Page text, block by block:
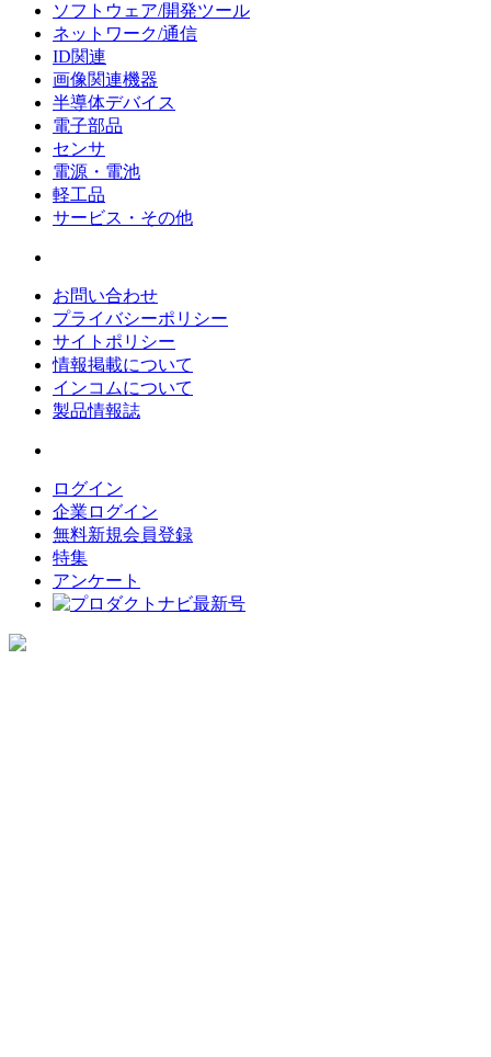
ソフトウェア/開発ツール
ネットワーク/通信
ID関連
画像関連機器
半導体デバイス
電子部品
センサ
電源・電池
軽工品
サービス・その他
お問い合わせ
プライバシーポリシー
サイトポリシー
情報掲載について
インコムについて
製品情報誌
ログイン
企業ログイン
無料新規会員登録
特集
アンケート